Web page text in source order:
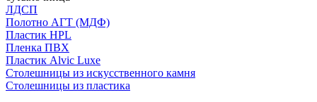
ЛДСП
Полотно АГТ (МДФ)
Пластик HPL
Пленка ПВХ
Пластик Alvic Luxe
Столешницы из искусственного камня
Столешницы из пластика